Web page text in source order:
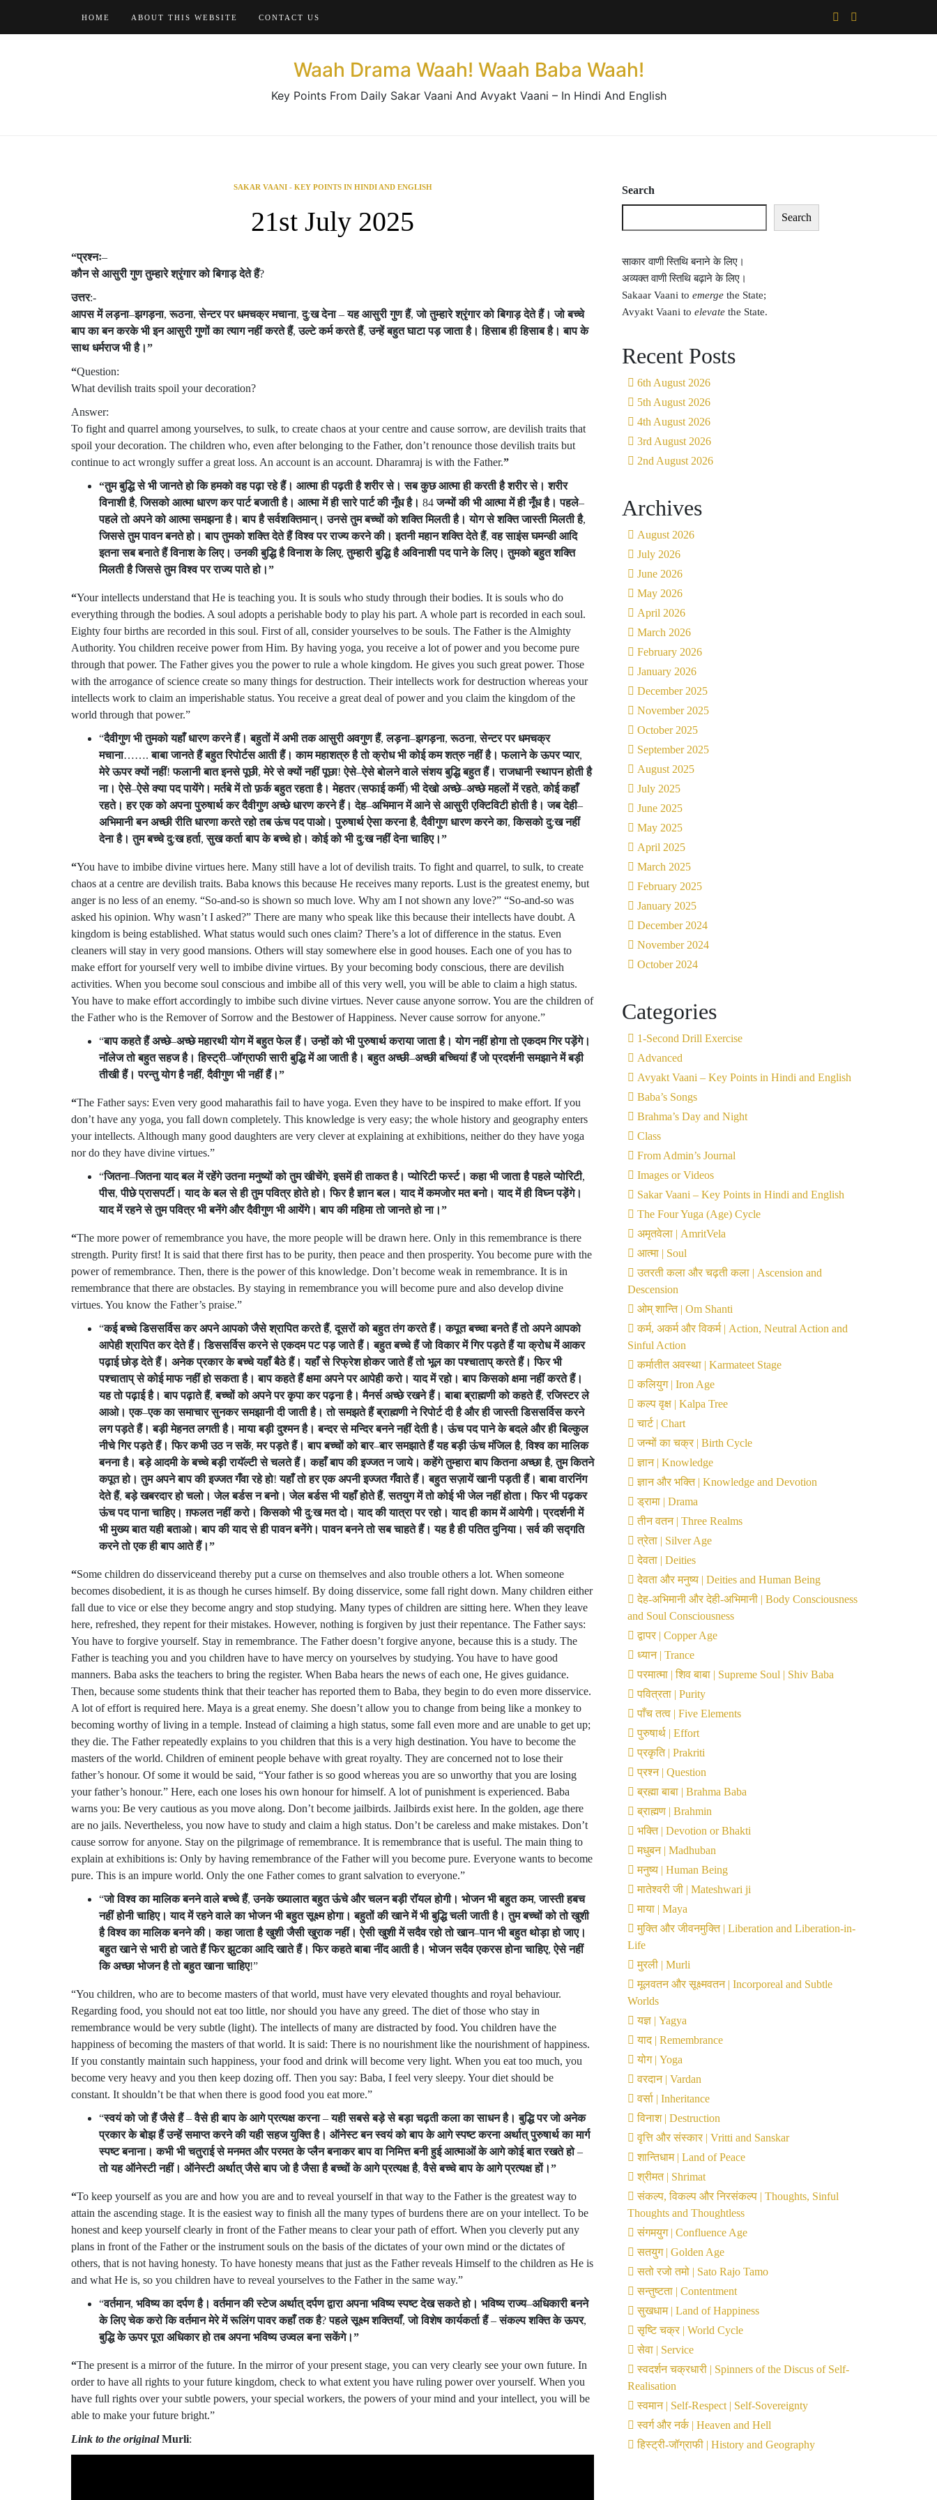
HOME ABOUT THIS WEBSITE CONTACT US
Waah Drama Waah! Waah Baba Waah!
Key Points From Daily Sakar Vaani And Avyakt Vaani – In Hindi And English
SAKAR VAANI - KEY POINTS IN HINDI AND ENGLISH
21st July 2025
“प्रश्नः–
कौन से आसुरी गुण तुम्हारे श्रृंगार को बिगाड़ देते हैं?
उत्तर:-
आपस में लड़ना–झगड़ना,रूठना,सेन्टर पर धमचक्र मचाना,दु:ख देना–यह आसुरी गुण हैं,जो तुम्हारे श्रृंगार को बिगाड़ देते हैं। जो बच्चे
बाप का बन करके भी इन आसुरी गुणों का त्याग नहीं करते हैं,उल्टे कर्म करते हैं,उन्हें बहुत घाटा पड़ जाता है। हिसाब ही हिसाब है। बाप के
साथ धर्मराज भी है।”
“Question:
What devilish traits spoil your decoration?
Answer:
To fight and quarrel among yourselves, to sulk, to create chaos at your centre and cause sorrow, are devilish traits that
spoil your decoration. The children who, even after belonging to the Father, don’t renounce those devilish traits but
continue to act wrongly suffer a great loss. An account is an account. Dharamraj is with the Father.”
“तुम बुद्धि से भी जानते हो कि हमको वह पढ़ा रहे हैं। आत्मा ही पढ़ती है शरीर से। सब कुछ आत्मा ही करती है शरीर से। शरीर
विनाशी है,जिसको आत्मा धारण कर पार्ट बजाती है। आत्मा में ही सारे पार्ट की नूँध है। 84जन्मों की भी आत्मा में ही नूँध है। पहले–
पहले तो अपने को आत्मा समझना है। बाप है सर्वशक्तिमान्। उनसे तुम बच्चों को शक्ति मिलती है। योग से शक्ति जास्ती मिलती है,
जिससे तुम पावन बनते हो। बाप तुमको शक्ति देते हैं विश्व पर राज्य करने की। इतनी महान शक्ति देते हैं,वह साइंस घमन्डी आदि
इतना सब बनाते हैं विनाश के लिए। उनकी बुद्धि है विनाश के लिए,तुम्हारी बुद्धि है अविनाशी पद पाने के लिए। तुमको बहुत शक्ति
मिलती है जिससे तुम विश्व पर राज्य पाते हो।”
“Your intellects understand that He is teaching you. It is souls who study through their bodies. It is souls who do
everything through the bodies. A soul adopts a perishable body to play his part. A whole part is recorded in each soul.
Eighty four births are recorded in this soul. First of all, consider yourselves to be souls. The Father is the Almighty
Authority. You children receive power from Him. By having yoga, you receive a lot of power and you become pure
through that power. The Father gives you the power to rule a whole kingdom. He gives you such great power. Those
with the arrogance of science create so many things for destruction. Their intellects work for destruction whereas your
intellects work to claim an imperishable status. You receive a great deal of power and you claim the kingdom of the
world through that power.”
“दैवीगुण भी तुमको यहाँ धारण करने हैं। बहुतों में अभी तक आसुरी अवगुण हैं,लड़ना–झगड़ना,रूठना,सेन्टर पर धमचक्र
मचाना…….बाबा जानते हैं बहुत रिपोर्टस आती हैं। काम महाशत्रु है तो क्रोध भी कोई कम शत्रु नहीं है। फलाने के ऊपर प्यार,
मेरे ऊपर क्यों नहीं!फलानी बात इनसे पूछी,मेरे से क्यों नहीं पूछा!ऐसे–ऐसे बोलने वाले संशय बुद्धि बहुत हैं। राजधानी स्थापन होती है
ना। ऐसे–ऐसे क्या पद पायेंगे। मर्तबे में तो फ़र्क बहुत रहता है। मेहतर(सफाई कर्मी) भी देखो अच्छे–अच्छे महलों में रहते,कोई कहाँ
रहते। हर एक को अपना पुरुषार्थ कर दैवीगुण अच्छे धारण करने हैं। देह–अभिमान में आने से आसुरी एक्टिविटी होती है। जब देही–
अभिमानी बन अच्छी रीति धारणा करते रहो तब ऊंच पद पाओ। पुरुषार्थ ऐसा करना है,दैवीगुण धारण करने का,किसको दु:ख नहीं
देना है। तुम बच्चे दु:ख हर्ता,सुख कर्ता बाप के बच्चे हो। कोई को भी दु:ख नहीं देना चाहिए।”
“You have to imbibe divine virtues here. Many still have a lot of devilish traits. To fight and quarrel, to sulk, to create
chaos at a centre are devilish traits. Baba knows this because He receives many reports. Lust is the greatest enemy, but
anger is no less of an enemy. “So-and-so is shown so much love. Why am I not shown any love?” “So-and-so was
asked his opinion. Why wasn’t I asked?” There are many who speak like this because their intellects have doubt. A
kingdom is being established. What status would such ones claim? There’s a lot of difference in the status. Even
cleaners will stay in very good mansions. Others will stay somewhere else in good houses. Each one of you has to
make effort for yourself very well to imbibe divine virtues. By your becoming body conscious, there are devilish
activities. When you become soul conscious and imbibe all of this very well, you will be able to claim a high status.
You have to make effort accordingly to imbibe such divine virtues. Never cause anyone sorrow. You are the children of
the Father who is the Remover of Sorrow and the Bestower of Happiness. Never cause sorrow for anyone.”
“बाप कहते हैं अच्छे–अच्छे महारथी योग में बहुत फेल हैं। उन्हों को भी पुरुषार्थ कराया जाता है। योग नहीं होगा तो एकदम गिर पड़ेंगे।
नॉलेज तो बहुत सहज है। हिस्ट्री–जॉग्राफी सारी बुद्धि में आ जाती है। बहुत अच्छी–अच्छी बच्चियां हैं जो प्रदर्शनी समझाने में बड़ी
तीखी हैं। परन्तु योग है नहीं,दैवीगुण भी नहीं हैं।”
“The Father says: Even very good maharathis fail to have yoga. Even they have to be inspired to make effort. If you
don’t have any yoga, you fall down completely. This knowledge is very easy; the whole history and geography enters
your intellects. Although many good daughters are very clever at explaining at exhibitions, neither do they have yoga
nor do they have divine virtues.”
“जितना–जितना याद बल में रहेंगे उतना मनुष्यों को तुम खीचेंगे,इसमें ही ताकत है। प्योरिटी फर्स्ट। कहा भी जाता है पहले प्योरिटी,
पीस,पीछे प्रासपर्टी। याद के बल से ही तुम पवित्र होते हो। फिर है ज्ञान बल। याद में कमजोर मत बनो। याद में ही विघ्न पड़ेंगे।
याद में रहने से तुम पवित्र भी बनेंगे और दैवीगुण भी आयेंगे। बाप की महिमा तो जानते हो ना।”
“The more power of remembrance you have, the more people will be drawn here. Only in this remembrance is there
strength. Purity first! It is said that there first has to be purity, then peace and then prosperity. You become pure with the
power of remembrance. Then, there is the power of this knowledge. Don’t become weak in remembrance. It is in
remembrance that there are obstacles. By staying in remembrance you will become pure and also develop divine
virtues. You know the Father’s praise.”
“कई बच्चे डिससर्विस कर अपने आपको जैसे श्रापित करते हैं,दूसरों को बहुत तंग करते हैं। कपूत बच्चा बनते हैं तो अपने आपको
आपेही श्रापित कर देते हैं। डिससर्विस करने से एकदम पट पड़ जाते हैं। बहुत बच्चे हैं जो विकार में गिर पड़ते हैं या क्रोध में आकर
पढ़ाई छोड़ देते हैं। अनेक प्रकार के बच्चे यहाँ बैठे हैं। यहाँ से रिफ्रेश होकर जाते हैं तो भूल का पश्चाताप् करते हैं। फिर भी
पश्चाताप् से कोई माफ नहीं हो सकता है। बाप कहते हैं क्षमा अपने पर आपेही करो। याद में रहो। बाप किसको क्षमा नहीं करते हैं।
यह तो पढ़ाई है। बाप पढ़ाते हैं,बच्चों को अपने पर कृपा कर पढ़ना है। मैनर्स अच्छे रखने हैं। बाबा ब्राह्मणी को कहते हैं,रजिस्टर ले
आओ। एक–एक का समाचार सुनकर समझानी दी जाती है। तो समझते हैं ब्राह्मणी ने रिपोर्ट दी है और ही जास्ती डिससर्विस करने
लग पड़ते हैं। बड़ी मेहनत लगती है। माया बड़ी दुश्मन है। बन्दर से मन्दिर बनने नहीं देती है। ऊंच पद पाने के बदले और ही बिल्कुल
नीचे गिर पड़ते हैं। फिर कभी उठ न सकें,मर पड़ते हैं। बाप बच्चों को बार–बार समझाते हैं यह बड़ी ऊंच मंजिल है,विश्व का मालिक
बनना है। बड़े आदमी के बच्चे बड़ी रायॅल्टी से चलते हैं। कहाँ बाप की इज्जत न जाये। कहेंगे तुम्हारा बाप कितना अच्छा है,तुम कितने
कपूत हो। तुम अपने बाप की इज्जत गँवा रहे हो!यहाँ तो हर एक अपनी इज्जत गँवाते हैं। बहुत सज़ायें खानी पड़ती हैं। बाबा वारनिंग
देते हैं,बड़े खबरदार हो चलो। जेल बर्डस न बनो। जेल बर्डस भी यहाँ होते हैं,सतयुग में तो कोई भी जेल नहीं होता। फिर भी पढ़कर
ऊंच पद पाना चाहिए। ग़फलत नहीं करो। किसको भी दु:ख मत दो। याद की यात्रा पर रहो। याद ही काम में आयेगी। प्रदर्शनी में
भी मुख्य बात यही बताओ। बाप की याद से ही पावन बनेंगे। पावन बनने तो सब चाहते हैं। यह है ही पतित दुनिया। सर्व की सद्गति
करने तो एक ही बाप आते हैं।”
“Some children do disserviceand thereby put a curse on themselves and also trouble others a lot. When someone
becomes disobedient, it is as though he curses himself. By doing disservice, some fall right down. Many children either
fall due to vice or else they become angry and stop studying. Many types of children are sitting here. When they leave
here, refreshed, they repent for their mistakes. However, nothing is forgiven by just their repentance. The Father says:
You have to forgive yourself. Stay in remembrance. The Father doesn’t forgive anyone, because this is a study. The
Father is teaching you and you children have to have mercy on yourselves by studying. You have to have good
manners. Baba asks the teachers to bring the register. When Baba hears the news of each one, He gives guidance.
Then, because some students think that their teacher has reported them to Baba, they begin to do even more disservice.
A lot of effort is required here. Maya is a great enemy. She doesn’t allow you to change from being like a monkey to
becoming worthy of living in a temple. Instead of claiming a high status, some fall even more and are unable to get up;
they die. The Father repeatedly explains to you children that this is a very high destination. You have to become the
masters of the world. Children of eminent people behave with great royalty. They are concerned not to lose their
father’s honour. Of some it would be said, “Your father is so good whereas you are so unworthy that you are losing
your father’s honour.” Here, each one loses his own honour for himself. A lot of punishment is experienced. Baba
warns you: Be very cautious as you move along. Don’t become jailbirds. Jailbirds exist here. In the golden, age there
are no jails. Nevertheless, you now have to study and claim a high status. Don’t be careless and make mistakes. Don’t
cause sorrow for anyone. Stay on the pilgrimage of remembrance. It is remembrance that is useful. The main thing to
explain at exhibitions is: Only by having remembrance of the Father will you become pure. Everyone wants to become
pure. This is an impure world. Only the one Father comes to grant salvation to everyone.”
“जो विश्व का मालिक बनने वाले बच्चे हैं,उनके ख्यालात बहुत ऊंचे और चलन बड़ी रॉयल होगी। भोजन भी बहुत कम,जास्ती हबच
नहीं होनी चाहिए। याद में रहने वाले का भोजन भी बहुत सूक्ष्म होगा। बहुतों की खाने में भी बुद्धि चली जाती है। तुम बच्चों को तो खुशी
है विश्व का मालिक बनने की। कहा जाता है खुशी जैसी खुराक नहीं। ऐसी खुशी में सदैव रहो तो खान–पान भी बहुत थोड़ा हो जाए।
बहुत खाने से भारी हो जाते हैं फिर झुटका आदि खाते हैं। फिर कहते बाबा नींद आती है। भोजन सदैव एकरस होना चाहिए,ऐसे नहीं
कि अच्छा भोजन है तो बहुत खाना चाहिए!”
“You children, who are to become masters of that world, must have very elevated thoughts and royal behaviour.
Regarding food, you should not eat too little, nor should you have any greed. The diet of those who stay in
remembrance would be very subtle (light). The intellects of many are distracted by food. You children have the
happiness of becoming the masters of that world. It is said: There is no nourishment like the nourishment of happiness.
If you constantly maintain such happiness, your food and drink will become very light. When you eat too much, you
become very heavy and you then keep dozing off. Then you say: Baba, I feel very sleepy. Your diet should be
constant. It shouldn’t be that when there is good food you eat more.”
“स्वयं को जो हैं जैसे हैं–वैसे ही बाप के आगे प्रत्यक्ष करना–यही सबसे बड़े से बड़ा चढ़ती कला का साधन है। बुद्धि पर जो अनेक
प्रकार के बोझ हैं उन्हें समाप्त करने की यही सहज युक्ति है। ऑनेस्ट बन स्वयं को बाप के आगे स्पष्ट करना अर्थात् पुरुषार्थ का मार्ग
स्पष्ट बनाना। कभी भी चतुराई से मनमत और परमत के प्लैन बनाकर बाप वा निमित्त बनी हुई आत्माओं के आगे कोई बात रखते हो–
तो यह ऑनेस्टी नहीं। ऑनेस्टी अर्थात् जैसे बाप जो है जैसा है बच्चों के आगे प्रत्यक्ष है,वैसे बच्चे बाप के आगे प्रत्यक्ष हों।”
“To keep yourself as you are and how you are and to reveal yourself in that way to the Father is the greatest way to
attain the ascending stage. It is the easiest way to finish all the many types of burdens there are on your intellect. To be
honest and keep yourself clearly in front of the Father means to clear your path of effort. When you cleverly put any
plans in front of the Father or the instrument souls on the basis of the dictates of your own mind or the dictates of
others, that is not having honesty. To have honesty means that just as the Father reveals Himself to the children as He is
and what He is, so you children have to reveal yourselves to the Father in the same way.”
“वर्तमान, भविष्य का दर्पण है। वर्तमान की स्टेज अर्थात् दर्पण द्वारा अपना भविष्य स्पष्ट देख सकते हो। भविष्य राज्य–अधिकारी बनने
के लिए चेक करो कि वर्तमान मेरे में रूलिंग पावर कहाँ तक है?पहले सूक्ष्म शक्तियाँ,जो विशेष कार्यकर्ता हैं–संकल्प शक्ति के ऊपर,
बुद्धि के ऊपर पूरा अधिकार हो तब अपना भविष्य उज्वल बना सकेंगे।”
“The present is a mirror of the future. In the mirror of your present stage, you can very clearly see your own future. In
order to have all rights to your future kingdom, check to what extent you have ruling power over yourself. When you
have full rights over your subtle powers, your special workers, the powers of your mind and your intellect, you will be
able to make your future bright.”
Link to the originalMurli:
Search
Search
साकार वाणी स्तिथि बनाने के लिए।
अव्यक्त वाणी स्तिथि बढ़ाने के लिए।
Sakaar Vaani to emerge the State;
Avyakt Vaani to elevate the State.
Recent Posts
6th August 2026
5th August 2026
4th August 2026
3rd August 2026
2nd August 2026
Archives
August 2026
July 2026
June 2026
May 2026
April 2026
March 2026
February 2026
January 2026
December 2025
November 2025
October 2025
September 2025
August 2025
July 2025
June 2025
May 2025
April 2025
March 2025
February 2025
January 2025
December 2024
November 2024
October 2024
Categories
1-Second Drill Exercise
Advanced
Avyakt Vaani – Key Points in Hindi and English
Baba’s Songs
Brahma’s Day and Night
Class
From Admin’s Journal
Images or Videos
Sakar Vaani – Key Points in Hindi and English
The Four Yuga (Age) Cycle
अमृतवेला | AmritVela
आत्मा | Soul
उतरती कला और चढ़ती कला | Ascension and
Descension
ओम् शान्ति | Om Shanti
कर्म, अकर्म और विकर्म | Action, Neutral Action and
Sinful Action
कर्मातीत अवस्था | Karmateet Stage
कलियुग | Iron Age
कल्प वृक्ष | Kalpa Tree
चार्ट | Chart
जन्मों का चक्र | Birth Cycle
ज्ञान | Knowledge
ज्ञान और भक्ति | Knowledge and Devotion
ड्रामा | Drama
तीन वतन | Three Realms
त्रेता | Silver Age
देवता | Deities
देवता और मनुष्य | Deities and Human Being
देह-अभिमानी और देही-अभिमानी | Body Consciousness
and Soul Consciousness
द्वापर | Copper Age
ध्यान | Trance
परमात्मा | शिव बाबा | Supreme Soul | Shiv Baba
पवित्रता | Purity
पाँच तत्व | Five Elements
पुरुषार्थ | Effort
प्रकृति | Prakriti
प्रश्न | Question
ब्रह्मा बाबा | Brahma Baba
ब्राह्मण | Brahmin
भक्ति | Devotion or Bhakti
मधुबन | Madhuban
मनुष्य | Human Being
मातेश्वरी जी | Mateshwari ji
माया | Maya
मुक्ति और जीवनमुक्ति | Liberation and Liberation-in-
Life
मुरली | Murli
मूलवतन और सूक्ष्मवतन | Incorporeal and Subtle
Worlds
यज्ञ | Yagya
याद | Remembrance
योग | Yoga
वरदान | Vardan
वर्सा | Inheritance
विनाश | Destruction
वृत्ति और संस्कार | Vritti and Sanskar
शान्तिधाम | Land of Peace
श्रीमत | Shrimat
संकल्प, विकल्प और निरसंकल्प | Thoughts, Sinful
Thoughts and Thoughtless
संगमयुग | Confluence Age
सतयुग | Golden Age
सतो रजो तमो | Sato Rajo Tamo
सन्तुष्टता | Contentment
सुखधाम | Land of Happiness
सृष्टि चक्र | World Cycle
सेवा | Service
स्वदर्शन चक्रधारी | Spinners of the Discus of Self-
Realisation
स्वमान | Self-Respect | Self-Sovereignty
स्वर्ग और नर्क | Heaven and Hell
हिस्ट्री-जॉग्राफी | History and Geography
×